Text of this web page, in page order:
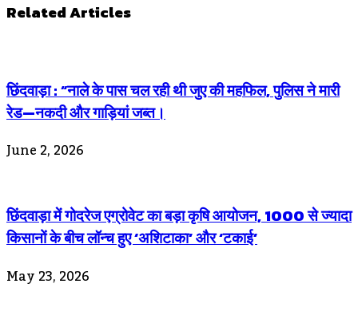
Related Articles
छिंदवाड़ा : “नाले के पास चल रही थी जुए की महफिल, पुलिस ने मारी
रेड—नकदी और गाड़ियां जब्त।
June 2, 2026
छिंदवाड़ा में गोदरेज एग्रोवेट का बड़ा कृषि आयोजन, 1000 से ज्यादा
किसानों के बीच लॉन्च हुए ‘अशिटाका’ और ‘टकाई’
May 23, 2026